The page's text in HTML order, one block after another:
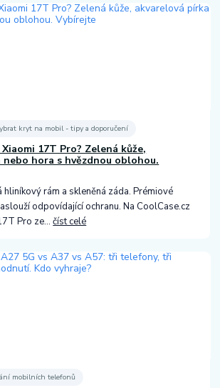
kryt na mobil - tipy a doporučení
17T Pro? Zelená kůže,
hora s hvězdnou oblohou.
rám a skleněná záda. Prémiové
odpovídající ochranu. Na CoolCase.cz
Pro ze...číst celé
mobilních telefonů